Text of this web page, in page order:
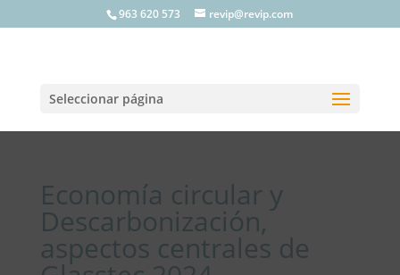
963 620 573 revip@revip.com
Seleccionar página
Economía circular y
Descarbonización,
aspectos centrales de